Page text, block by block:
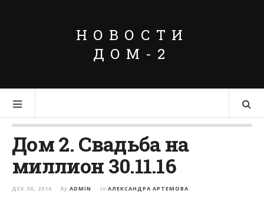
НОВОСТИ
ДОМ-2
Дом 2. Свадьба на
миллион 30.11.16
ДЕК 30, 2016 by ADMIN in АЛЕКСАНДРА АРТЕМОВА